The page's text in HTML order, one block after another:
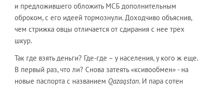
и предложившего обложить МСБ дополнительным
оброком, с его идеей тормознули. Доходчиво объяснив,
чем стрижка овцы отличается от сдирания с нее трех
шкур.
Так где взять деньги? Где-где – у населения, у кого ж еще.
В первый раз, что ли? Снова затеять «ксивообмен» - на
новые паспорта с названием Qazaqstan. И пара сотен